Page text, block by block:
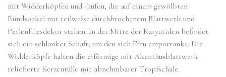
mit Widderköpfen und -hufen, die auf einem gewölbten
Rundsockel mit teilweise durchbrochenem Blattwerk und
Perlenfriesdekor stehen. In der Mitte der Karyatiden befindet
sich ein schlanker Schaft, um den sich Efeu emporrankt. Die
Widderköpfe halten die eiförmige mit Akanthusblattwerk
reliefierte Kerzentülle mit abnehmbarer Tropfschale.